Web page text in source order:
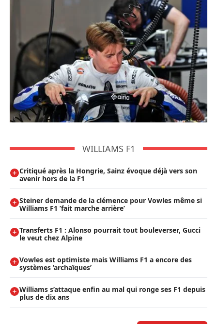
WILLIAMS F1
Critiqué après la Hongrie, Sainz évoque déjà vers son
avenir hors de la F1
Steiner demande de la clémence pour Vowles même si
Williams F1 ’fait marche arrière’
Transferts F1 : Alonso pourrait tout bouleverser, Gucci
le veut chez Alpine
Vowles est optimiste mais Williams F1 a encore des
systèmes ’archaïques’
Williams s’attaque enfin au mal qui ronge ses F1 depuis
plus de dix ans